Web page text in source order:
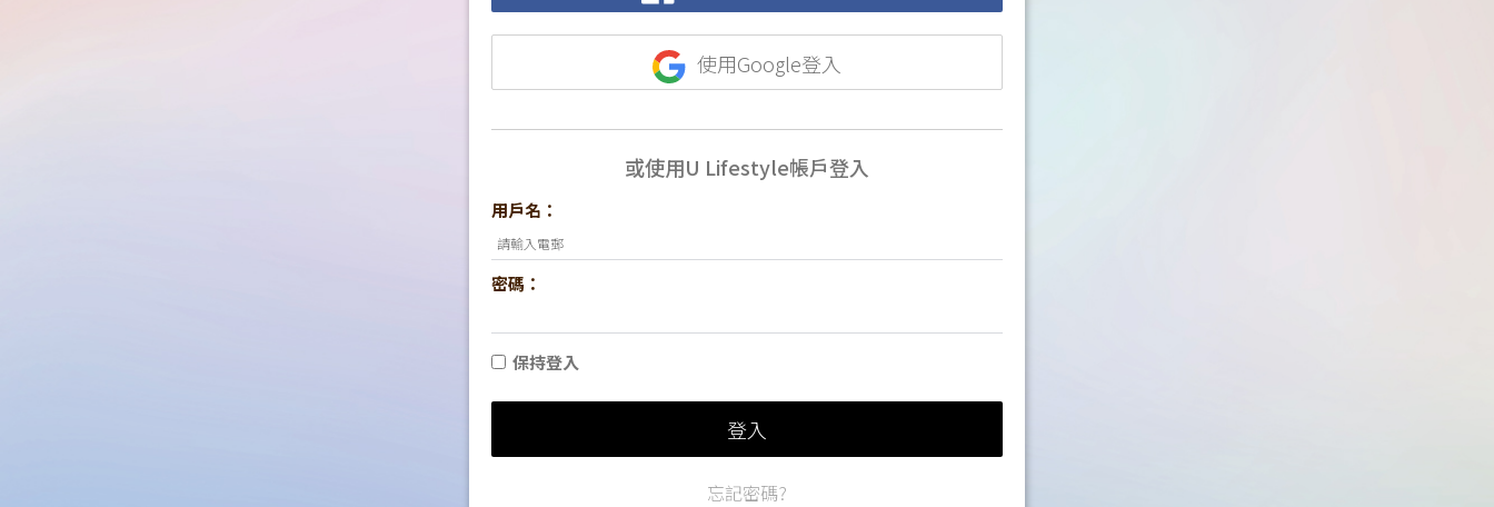
使用Google登入
或使用U Lifestyle帳戶登入
用戶名：
密碼：
保持登入
登入
忘記密碼?